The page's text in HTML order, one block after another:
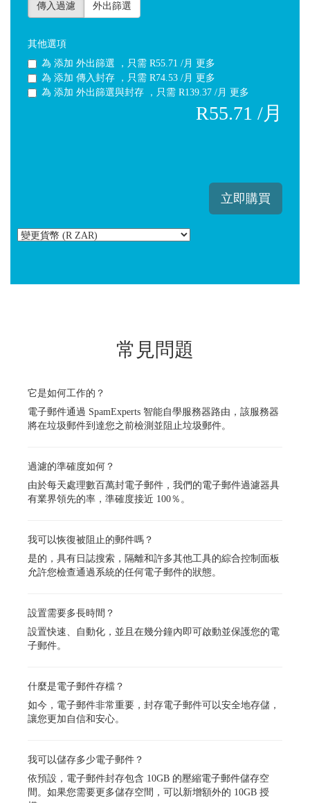
傳入過濾 外出篩選
其他選項
為 添加 外出篩選 ，只需 R55.71 /月 更多
為 添加 傳入封存 ，只需 R74.53 /月 更多
為 添加 外出篩選與封存 ，只需 R139.37 /月 更多
R55.71 /月
立即購買
常見問題
它是如何工作的？
電子郵件通過 SpamExperts 智能自學服務器路由，該服務器
將在垃圾郵件到達您之前檢測並阻止垃圾郵件。
過濾的準確度如何？
由於每天處理數百萬封電子郵件，我們的電子郵件過濾器具
有業界領先的率，準確度接近 100％。
我可以恢復被阻止的郵件嗎？
是的，具有日誌搜索，隔離和許多其他工具的綜合控制面板
允許您檢查通過系統的任何電子郵件的狀態。
設置需要多長時間？
設置快速、自動化，並且在幾分鐘內即可啟動並保護您的電
子郵件。
什麼是電子郵件存檔？
如今，電子郵件非常重要，封存電子郵件可以安全地存儲，
讓您更加自信和安心。
我可以儲存多少電子郵件？
依預設，電子郵件封存包含 10GB 的壓縮電子郵件儲存空
間。如果您需要更多儲存空間，可以新增額外的 10GB 授